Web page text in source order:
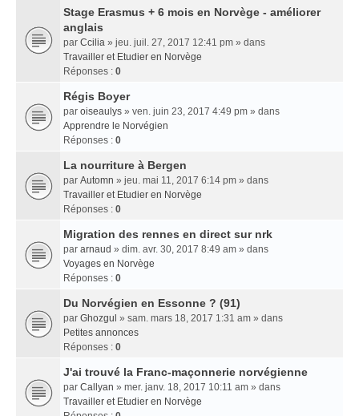
Stage Erasmus + 6 mois en Norvège - améliorer
anglais
par Ccilia » jeu. juil. 27, 2017 12:41 pm » dans
Travailler et Etudier en Norvège
Réponses : 0
Régis Boyer
par oiseaulys » ven. juin 23, 2017 4:49 pm » dans
Apprendre le Norvégien
Réponses : 0
La nourriture à Bergen
par Automn » jeu. mai 11, 2017 6:14 pm » dans
Travailler et Etudier en Norvège
Réponses : 0
Migration des rennes en direct sur nrk
par arnaud » dim. avr. 30, 2017 8:49 am » dans
Voyages en Norvège
Réponses : 0
Du Norvégien en Essonne ? (91)
par Ghozgul » sam. mars 18, 2017 1:31 am » dans
Petites annonces
Réponses : 0
J'ai trouvé la Franc-maçonnerie norvégienne
par Callyan » mer. janv. 18, 2017 10:11 am » dans
Travailler et Etudier en Norvège